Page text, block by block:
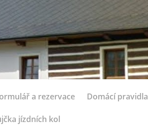
a rezervace Domácí pravidla
jízdních kol